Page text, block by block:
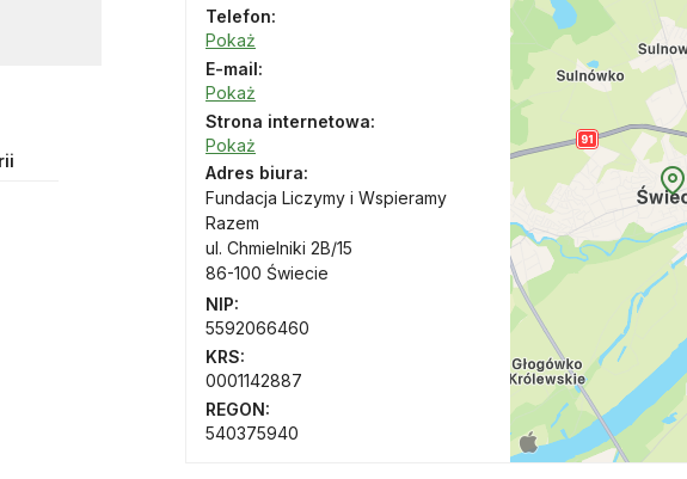
Telefon:
Pokaż
E-mail:
Pokaż
Strona internetowa:
Pokaż
Adres biura:
Fundacja Liczymy i Wspieramy
Razem
ul. Chmielniki 2B/15
86-100 Świecie
NIP:
5592066460
KRS:
0001142887
REGON:
540375940